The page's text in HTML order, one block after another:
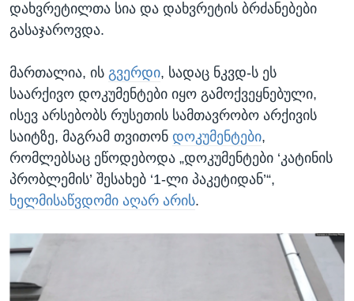
დახვრეტილთა სია და დახვრეტის ბრძანებები
გასაჯაროვდა.
მართალია, ის გვერდი, სადაც ნკვდ-ს ეს
საარქივო დოკუმენტები იყო გამოქვეყნებული,
ისევ არსებობს რუსეთის სამთავრობო არქივის
საიტზე, მაგრამ თვითონ დოკუმენტები,
რომლებსაც ეწოდებოდა „დოკუმენტები ‘კატინის
პრობლემის’ შესახებ ‘1-ლი პაკეტიდან’“,
ხელმისაწვდომი აღარ არის.